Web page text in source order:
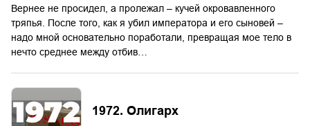
Вернее не просидел, а пролежал – кучей окровавленного
тряпья. После того, как я убил императора и его сыновей –
надо мной основательно поработали, превращая мое тело в
нечто среднее между отбив…
1972. Олигарх